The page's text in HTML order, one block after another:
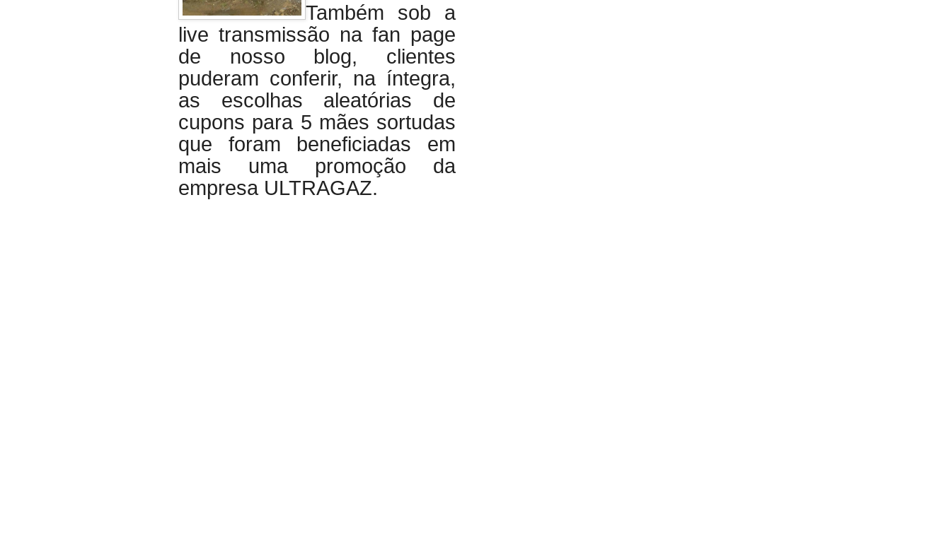
Também sob a
live transmissão na fan page
de nosso blog, clientes
puderam conferir, na íntegra,
as escolhas aleatórias de
cupons para 5 mães sortudas
que foram beneficiadas em
mais uma promoção da
empresa ULTRAGAZ.